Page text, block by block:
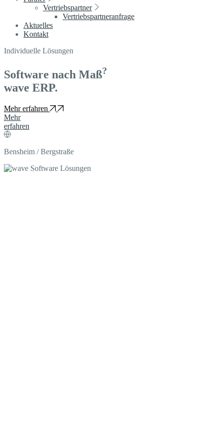
Vertriebspartner
Vertriebspartneranfrage
Aktuelles
Kontakt
Individuelle Lösungen
Software nach Maß?
wave ERP.
Mehr erfahren
Mehr
erfahren
Bensheim / Bergstraße